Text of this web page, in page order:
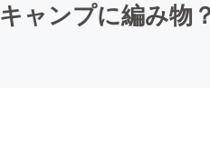
キャンプに編み物